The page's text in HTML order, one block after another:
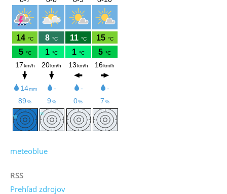
meteoblue
RSS
Prehľad zdrojov